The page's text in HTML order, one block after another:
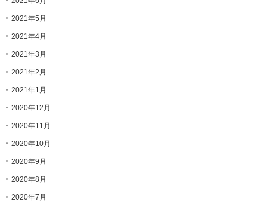
2021年5月
2021年4月
2021年3月
2021年2月
2021年1月
2020年12月
2020年11月
2020年10月
2020年9月
2020年8月
2020年7月